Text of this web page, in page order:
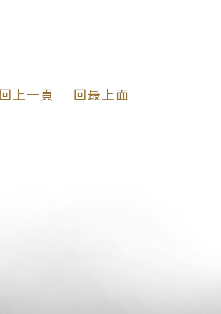
回上一頁 回最上面